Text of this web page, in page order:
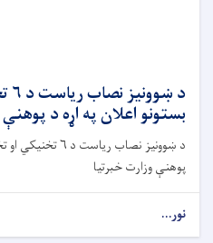
د
بستونو اعلان په اړه د
د ښوونیز نصاب
پوهنې وزارت خبرتیا
نور...